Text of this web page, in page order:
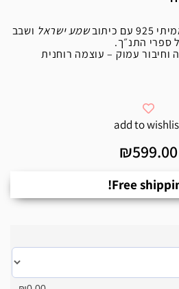
כיתוב שמע ישראל ושבב
ספרי התנ״ך.
עמוק – עוצמה רוחנית
add to
₪599.00
Free